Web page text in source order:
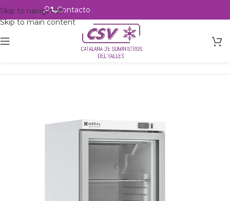
Skip to navigation
Skip to main content
Contacto
Hostelería Armarios expositores